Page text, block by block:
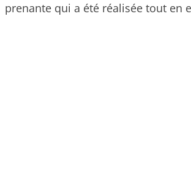
prenante qui a été réalisée tout en